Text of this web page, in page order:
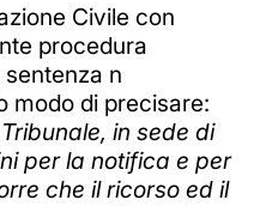
Civile con
procedura
n
modo di precisare:
in sede di
per la notifica e per
che il ricorso ed il